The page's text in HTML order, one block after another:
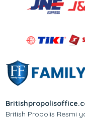
British Propolis Resmi